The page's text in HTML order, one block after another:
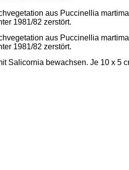
aus Puccinellia
1981/82 zerstört.
aus Puccinellia
1981/82 zerstört.
Salicornia bewachsen. Je 10 x 5